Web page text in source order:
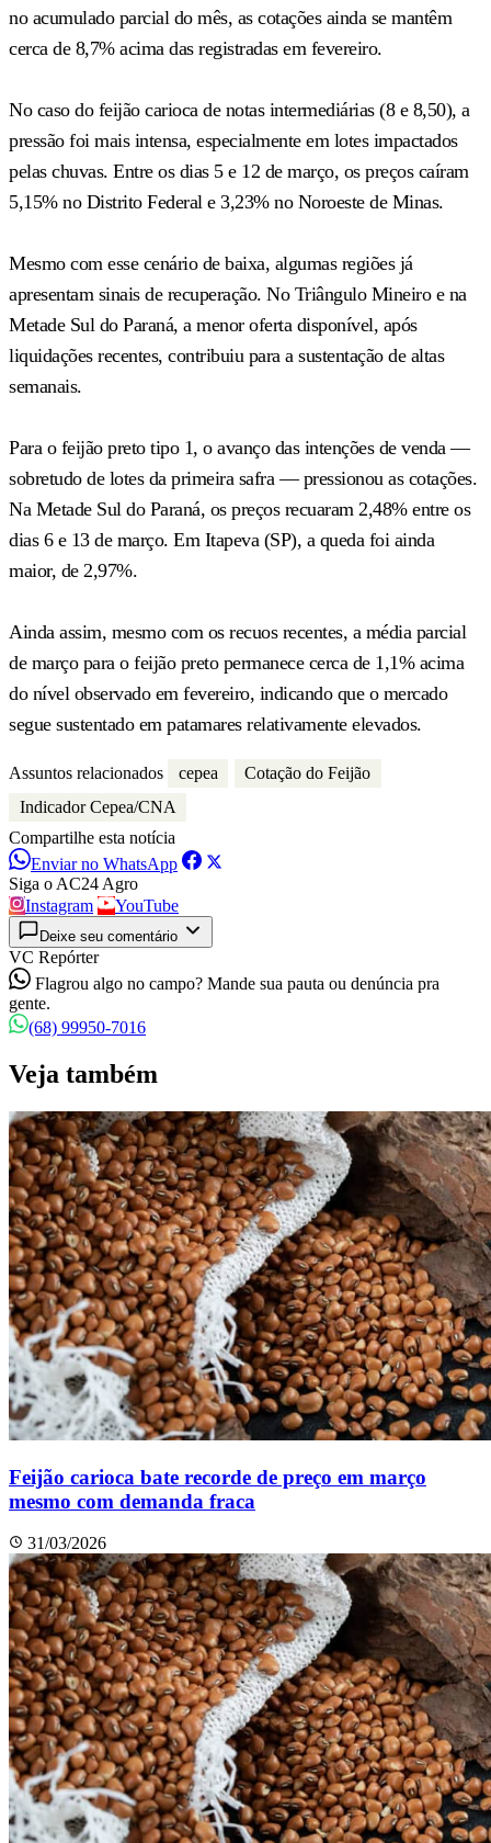
no acumulado parcial do mês, as cotações ainda se mantêm
cerca de 8,7% acima das registradas em fevereiro.
No caso do feijão carioca de notas intermediárias (8 e 8,50), a
pressão foi mais intensa, especialmente em lotes impactados
pelas chuvas. Entre os dias 5 e 12 de março, os preços caíram
5,15% no Distrito Federal e 3,23% no Noroeste de Minas.
Mesmo com esse cenário de baixa, algumas regiões já
apresentam sinais de recuperação. No Triângulo Mineiro e na
Metade Sul do Paraná, a menor oferta disponível, após
liquidações recentes, contribuiu para a sustentação de altas
semanais.
Para o feijão preto tipo 1, o avanço das intenções de venda —
sobretudo de lotes da primeira safra — pressionou as cotações.
Na Metade Sul do Paraná, os preços recuaram 2,48% entre os
dias 6 e 13 de março. Em Itapeva (SP), a queda foi ainda
maior, de 2,97%.
Ainda assim, mesmo com os recuos recentes, a média parcial
de março para o feijão preto permanece cerca de 1,1% acima
do nível observado em fevereiro, indicando que o mercado
segue sustentado em patamares relativamente elevados.
Assuntos relacionados cepea
Cotação do Feijão
Indicador Cepea/CNA
Compartilhe esta notícia
Enviar no WhatsApp
Siga o AC24 Agro
Instagram
YouTube
Deixe seu comentário
VC Repórter
Flagrou algo no campo? Mande sua pauta ou denúncia pra
gente.
(68) 99950-7016
Veja também
Feijão carioca bate recorde de preço em março
mesmo com demanda fraca
31/03/2026